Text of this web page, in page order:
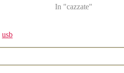
In "cazzate"
usb